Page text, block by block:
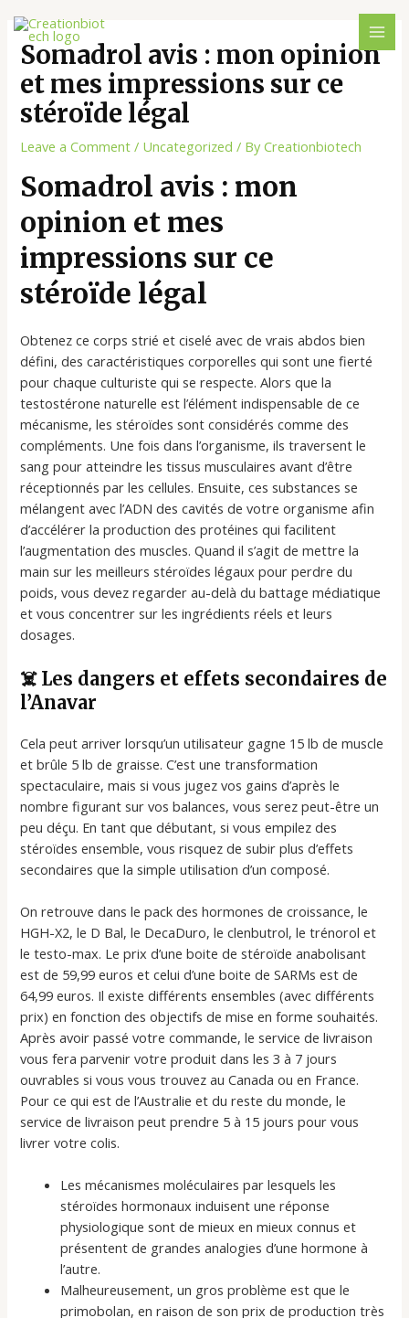
Somadrol avis : mon opinion
et mes impressions sur ce
stéroïde légal
Leave a Comment / Uncategorized / ByCreationbiotech
Somadrol avis : mon
opinion et mes
impressions sur ce
stéroïde légal
Obtenez ce corps strié et ciselé avec de vrais abdos bien
défini, des caractéristiques corporelles qui sont une fierté
pour chaque culturiste qui se respecte. Alors que la
testostérone naturelle est l’élément indispensable de ce
mécanisme, les stéroïdes sont considérés comme des
compléments. Une fois dans l’organisme, ils traversent le
sang pour atteindre les tissus musculaires avant d’être
réceptionnés par les cellules. Ensuite, ces substances se
mélangent avec l’ADN des cavités de votre organisme afin
d’accélérer la production des protéines qui facilitent
l’augmentation des muscles. Quand il s’agit de mettre la
main sur les meilleurs stéroïdes légaux pour perdre du
poids, vous devez regarder au-delà du battage médiatique
et vous concentrer sur les ingrédients réels et leurs
dosages.
☠️ Les dangers et effets secondaires de
l’Anavar
Cela peut arriver lorsqu’un utilisateur gagne 15 lb de muscle
et brûle 5 lb de graisse. C’est une transformation
spectaculaire, mais si vous jugez vos gains d’après le
nombre figurant sur vos balances, vous serez peut-être un
peu déçu. En tant que débutant, si vous empilez des
stéroïdes ensemble, vous risquez de subir plus d’effets
secondaires que la simple utilisation d’un composé.
On retrouve dans le pack des hormones de croissance, le
HGH-X2, le D Bal, le DecaDuro, le clenbutrol, le trénorol et
le testo-max. Le prix d’une boite de stéroïde anabolisant
est de 59,99 euros et celui d’une boite de SARMs est de
64,99 euros. Il existe différents ensembles (avec différents
prix) en fonction des objectifs de mise en forme souhaités.
Après avoir passé votre commande, le service de livraison
vous fera parvenir votre produit dans les 3 à 7 jours
ouvrables si vous vous trouvez au Canada ou en France.
Pour ce qui est de l’Australie et du reste du monde, le
service de livraison peut prendre 5 à 15 jours pour vous
livrer votre colis.
Les mécanismes moléculaires par lesquels les
stéroïdes hormonaux induisent une réponse
physiologique sont de mieux en mieux connus et
présentent de grandes analogies d’une hormone à
l’autre.
Malheureusement, un gros problème est que le
primobolan, en raison de son prix de production très